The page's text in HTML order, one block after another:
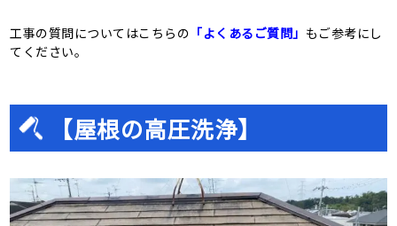
工事の質問についてはこちらの 「よくあるご質問」 もご参考にし
てください。
【屋根の高圧洗浄】